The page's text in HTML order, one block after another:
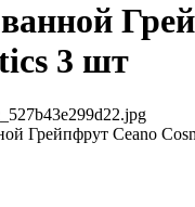
3 шт
Грейпфрут Ceano